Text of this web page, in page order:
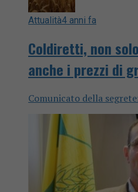
Attualità4 anni fa
Coldiretti, non
anche i prezzi di
Comunicato della